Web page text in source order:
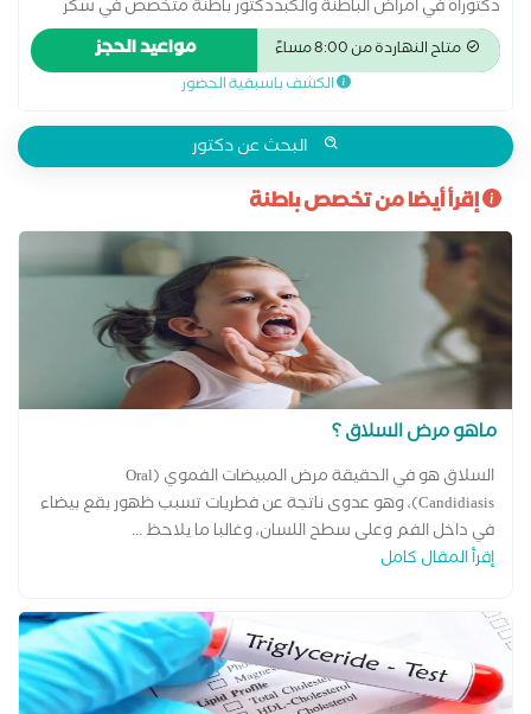
دكتوراه في أمراض الباطنة والكبددكتور باطنة متخصص في سكر
وغدد صماء بالغين، جهاز هضمي ومناظير بالغين، باطنة عامة،
حساسية ومناعة بالغين و جهاز هضمي ومناظير اطفال
متاح النهاردة من 8:00 مساءً مواعيد الحجز
الكشف باسبقية الحضور
البحث عن دكتور
إقرأ أيضا من تخصص باطنة
ماهو مرض السلاق ؟
السلاق هو في الحقيقة مرض المبيضات الفموي (Oral
Candidiasis)، وهو عدوى ناتجة عن فطريات تسبب ظهور بقع بيضاء
في داخل الفم وعلى سطح اللسان، وغالبا ما يلاحظ ...
إقرأ المقال كامل